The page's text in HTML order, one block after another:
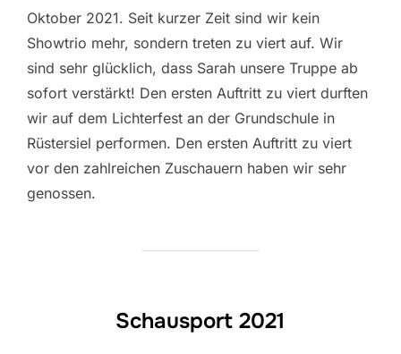
Oktober 2021. Seit kurzer Zeit sind wir kein
Showtrio mehr, sondern treten zu viert auf. Wir
sind sehr glücklich, dass Sarah unsere Truppe ab
sofort verstärkt! Den ersten Auftritt zu viert durften
wir auf dem Lichterfest an der Grundschule in
Rüstersiel performen. Den ersten Auftritt zu viert
vor den zahlreichen Zuschauern haben wir sehr
genossen.
Schausport 2021